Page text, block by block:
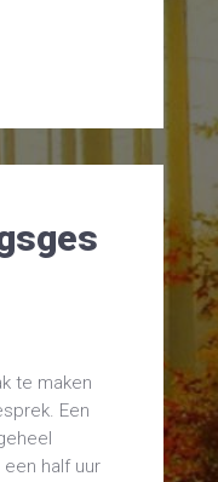
te maken
Een
een half uur